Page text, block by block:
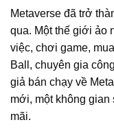
Metaverse đã trở
qua. Một thế giới ảo
việc, chơi game,
Ball, chuyên gia
giả bán chạy về
mới, một không gian
mãi.